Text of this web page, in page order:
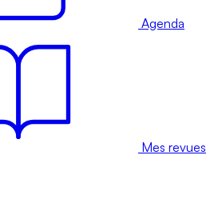
Agenda
Mes revues